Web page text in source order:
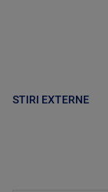
STIRI EXTERNE